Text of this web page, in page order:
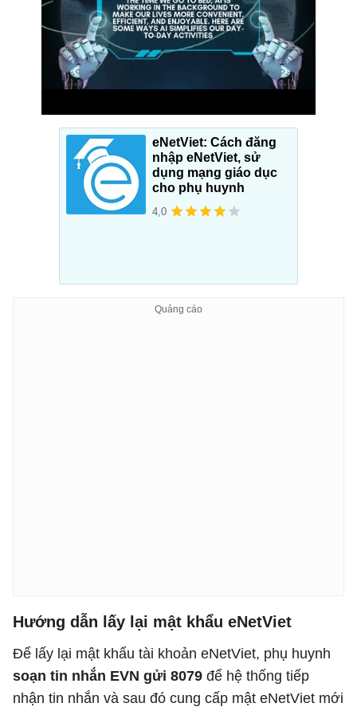
Hướng dẫn lấy lại mật khẩu eNetViet
Để lấy lại mật khẩu tài khoản eNetViet, phụ huynh
soạn tin nhắn EVN gửi 8079 để hệ thống tiếp
nhận tin nhắn và sau đó cung cấp mật eNetViet mới